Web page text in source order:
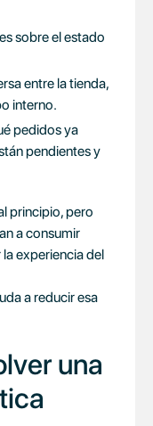
sobre el estado
entre la tienda,
interno.
pedidos ya
pendientes y
principio, pero
a consumir
experiencia del
a reducir esa
una